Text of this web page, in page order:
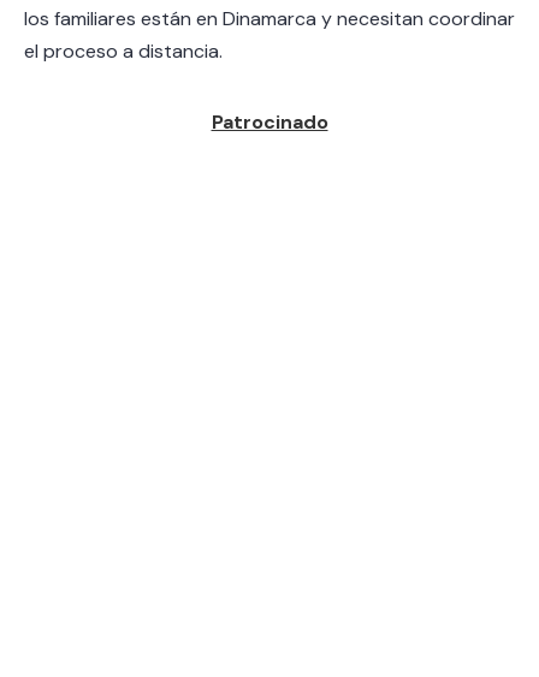
los familiares están en Dinamarca y necesitan coordinar
el proceso a distancia.